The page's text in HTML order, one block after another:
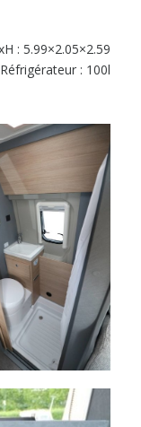
: 5.99×2.05×2.59
: 100l